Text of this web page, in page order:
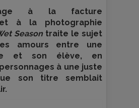
à la facture
à la photographie
Seasontraite le sujet
amours entre une
et son élève, en
à une juste
son titre semblait